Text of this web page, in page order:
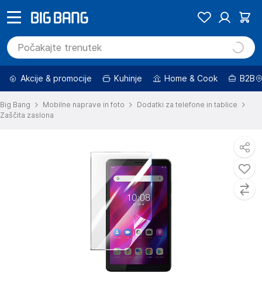
Akcije & promocije Kuhinje Home & Cook B2B
Big Bang Mobilne naprave in foto
Dodatki za telefone in tablice
Zaščita zaslona